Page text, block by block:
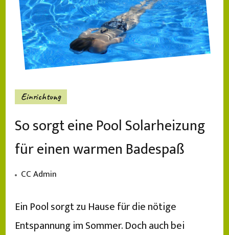
Einrichtung
So sorgt eine Pool Solarheizung
für einen warmen Badespaß
CC Admin
Ein Pool sorgt zu Hause für die nötige
Entspannung im Sommer. Doch auch bei